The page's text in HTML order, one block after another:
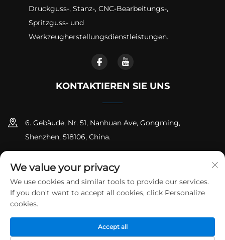
Druckguss-, Stanz-, CNC-Bearbeitungs-,
Spritzguss- und
Werkzeugherstellungsdienstleistungen.
KONTAKTIEREN SIE UNS
6. Gebäude, Nr. 51, Nanhuan Ave, Gongming,
Shenzhen, 518106, China.
[email protected]
Urheberrecht © Shenzhen Runpeng Precision Hardware Co.,
Ltd. Alle Rechte vorbehalten Datenschutzrichtlinie
We value your privacy
We use cookies and similar tools to provide our services.
If you don't want to accept all cookies, click Personalize
cookies.
Accept all